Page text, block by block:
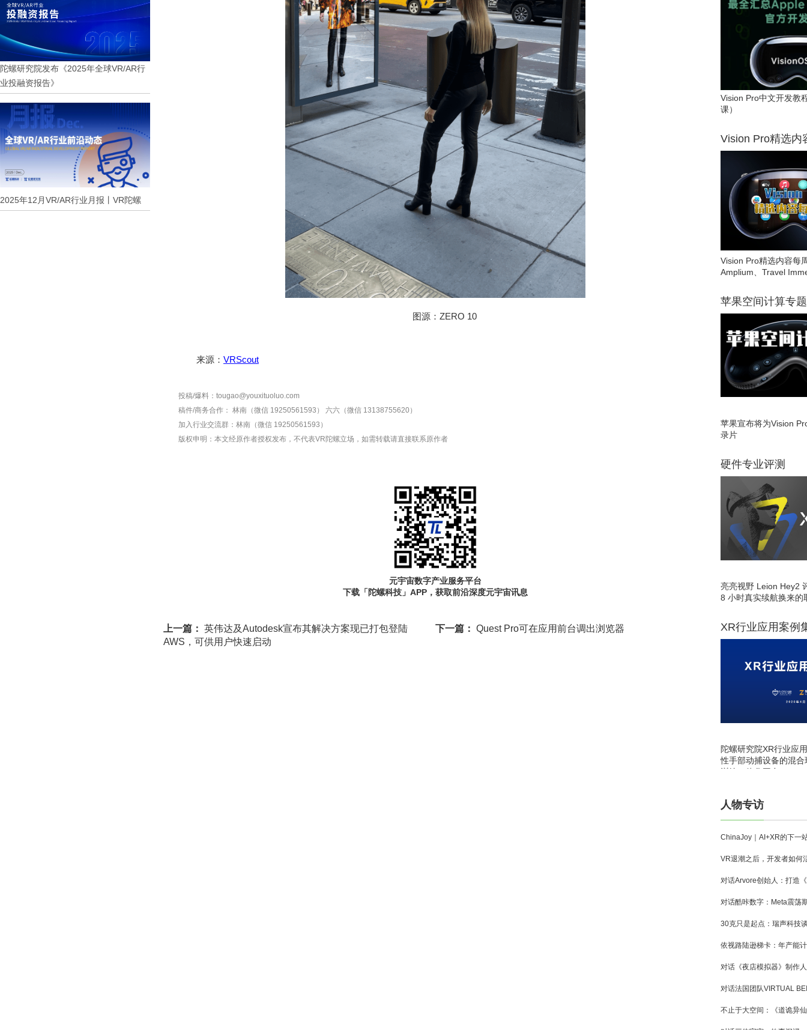
陀螺研究院发布《2025年全球VR/AR行
业投融资报告》
2025年12月VR/AR行业月报丨VR陀螺
图源：ZERO 10
来源： VRScout
投稿/爆料：tougao@youxituoluo.com
稿件/商务合作： 林南（微信 19250561593）
六六（微信 13138755620）
加入行业交流群： 林南（微信 19250561593）
版权申明：本文经原作者授权发布，不代表VR陀螺立场，如需转载请直接联系原作者
元宇宙数字产业服务平台
下载「陀螺科技」APP，获取前沿深度元宇宙讯息
上一篇： 英伟达及Autodesk宣布其解决方案现已打包登陆
AWS，可供用户快速启动
下一篇： Quest Pro可在应用前台调出浏览器
Vision Pro中文开发教
课）
Vision Pro精选内
Vision Pro精选内容每
Amplium、Travel
苹果空间计算专题
苹果宣布将为Vision
录片
硬件专业评测
亮亮视野 Leion Hey2
8 小时真实续航换来的
XR行业应用案例
陀螺研究院XR行业应
性手部动捕设备的混
训练一体化平台
人物专访